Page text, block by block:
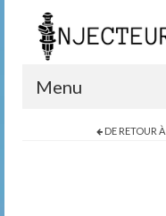
Menu
DE RETOUR À